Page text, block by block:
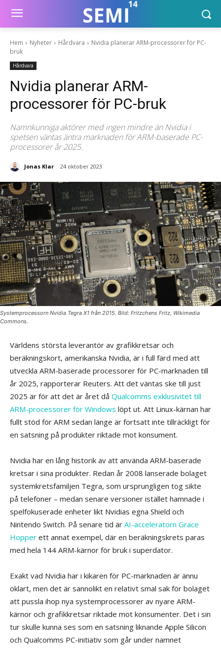
Hem Nyheter Hårdvara
Nvidia planerar ARM-processorer för PC-
bruk
Hårdvara
Nvidia planerar ARM-
processorer för PC-bruk
Namnkunniga aktörer med ingen mindre än Nvidia i
spetsen väntas äntra marknaden för ARM-baserade PC-
processorer år 2025.
Jonas Klar 24 oktober 2023
Systemprocessorn Nvidia Tegra X1 från 2015. Bild: Fritzchens Fritz, Wikimedia
Commons.
Världens största leverantör av grafikkretsar och
beräkningskort, amerikanska Nvidia, är i full färd med att
utveckla ARM-baserade processorer för PC-marknaden till
år 2025, rapporterar Reuters. Att det väntas ske till just
2025 är för att det är året då Qualcomms exklusivitet till
ARM-processorer för Windows löpt ut. Att Linux-kärnan har
fullt stöd för ARM sedan länge är fortsatt inte tillräckligt för
en satsning på produkter riktade mot konsument.
Nvidia har en lång historik av att använda ARM-baserade
kretsar i sina produkter. Redan år 2008 lanserade bolaget
systemkretsfamiljen Tegra, som ursprungligen tog sikte
på telefoner – medan senare versioner istället hamnade i
spelfokuserade enheter likt Nvidias egna Shield och
Nintendo Switch. På senare tid är AI-acceleratorn Grace
Hopper ett annat exempel, där en beräkningskrets paras
med hela 144 ARM-kärnor för bruk i superdator.
Exakt vad Nvidia har i kikaren för PC-marknaden är ännu
oklart, men det är sannolikt en relativt smal sak för bolaget
att pussla ihop nya systemprocessorer av nyare ARM-
kärnor och grafikkretsar riktade mot konsumenter. Det i sin
tur skulle kunna ses som en satsning liknande Apple Silicon
och Qualcomms PC-initiativ som går under namnet